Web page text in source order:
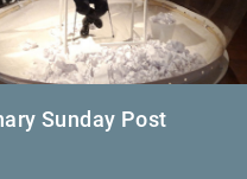
Sunday Post